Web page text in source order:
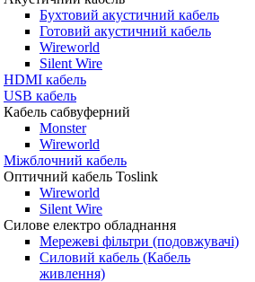
Бухтовий акустичний кабель
Готовий акустичний кабель
Wireworld
Silent Wire
HDMI кабель
USB кабель
Кабель сабвуферний
Monster
Wireworld
Міжблочний кабель
Оптичний кабель Toslink
Wireworld
Silent Wire
Силове електро обладнання
Мережеві фільтри (подовжувачі)
Силовий кабель (Кабель
живлення)